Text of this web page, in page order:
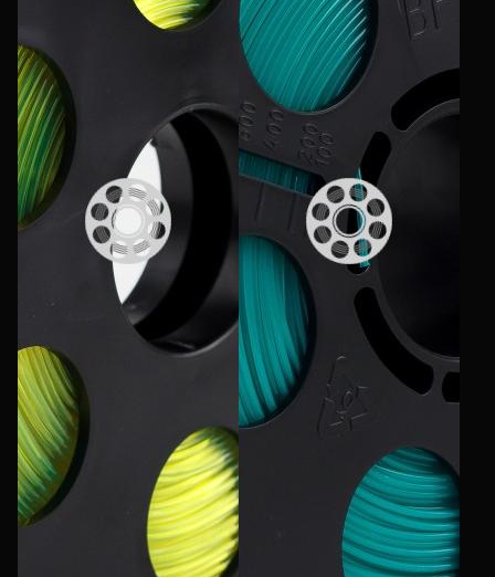
Еще
Войти
О нас
Филиалы
Сертификаты
Система скидок
Оплата и доставка
Для крупных 3D-печатников
Политика конфиденциальности
Блог
Мы в социальных сетях